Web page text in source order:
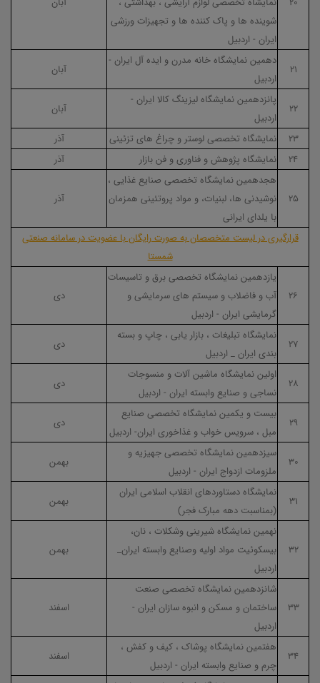
شوینده ها و پاک کننده ها و تجهیزات ورزشی
ایران - اردبیل
۲۱
دهمین نمایشگاه خانه مدرن و ایده آل ایران -
اردبیل
آبان
۲۲
پانزدهمین نمایشگاه لیزینگ کالا ایران -
اردبیل
آبان
۲۳
نمایشگاه تخصصی لوستر و چراغ های تزئینی
آذر
۲۴
نمایشگاه پژوهش و فناوری و فن بازار آذر
۲۵
هجدهمین نمایشگاه تخصصی صنایع غذایی ،
نوشیدنی ها، لبنیات، و مواد پروتئینی همزمان
با یلدای ایرانی
آذر
قرارگیری در لیست متخصصان به صورت رایگان با عضویت در سامانه صنعتی
شمستا
۲۶
یازدهمین نمایشگاه تخصصی برق و تاسیسات
آب و فاضلاب و سیستم های سرمایشی و
گرمایشی ایران - اردبیل
دی
۲۷
نمایشگاه تبلیغات ، بازار یابی ، چاپ و بسته
بندی ایران _ اردبیل
دی
۲۸
اولین نمایشگاه ماشین آلات و منسوجات
نساجی و صنایع وابسته ایران - اردبیل
دی
۲۹
بیست و یکمین نمایشگاه تخصصی صنایع
مبل ، سرویس خواب و غذاخوری ایران- اردبیل
دی
۳۰
سیزدهمین نمایشگاه تخصصی جهیزیه و
ملزومات ازدواج ایران - اردبیل
بهمن
۳۱
نمایشگاه دستاوردهای انقلاب اسلامی ایران
(بمناسبت دهه مبارک فجر)
بهمن
۳۲
نهمین نمایشگاه شیرینی وشکلات ، نان،
بیسکوئیت مواد اولیه وصنایع وابسته ایران_
اردبیل
بهمن
۳۳
شانزدهمین نمایشگاه تخصصی صنعت
ساختمان و مسکن و انبوه سازان ایران -
اردبیل
اسفند
۳۴
هفتمین نمایشگاه پوشاک ، کیف و کفش ،
چرم و صنایع وابسته ایران - اردبیل
اسفند